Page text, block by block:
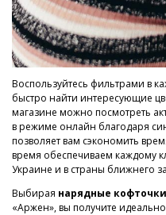
Воспользуйтесь фильтрами в
быстро найти интересующие
магазине можно посмотреть
в режиме онлайн благодаря
позволяет вам сэкономить
время обеспечиваем каждому
Украине и в страны ближнего
Выбирая нарядные
«Аржен», вы получите